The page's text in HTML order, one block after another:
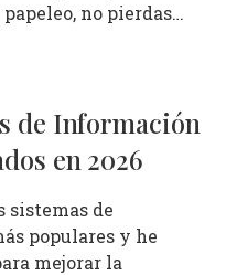
no pierdas…
de Información
en 2026
sistemas de
populares y he
mejorar la